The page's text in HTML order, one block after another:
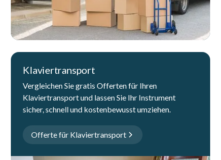
Klaviertransport
Vergleichen Sie gratis Offerten für Ihren
Klaviertransport und lassen Sie Ihr Instrument
sicher, schnell und kostenbewusst umziehen.
Offerte für Klaviertransport